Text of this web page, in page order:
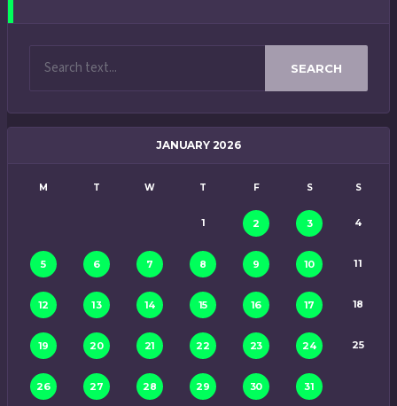
SEARCH
JANUARY 2026
M T W T F S S
1 2 3 4
5 6 7 8 9 10 11
12 13 14 15 16 17 18
19 20 21 22 23 24 25
26 27 28 29 30 31